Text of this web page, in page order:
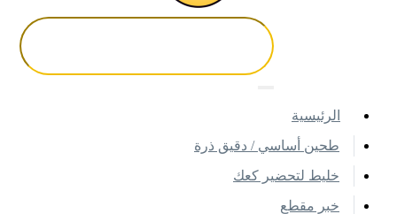
اﻟﺮﺋﻴﺴﻴﺔ
طحين أساسي / دقيق ذرة
خليط لتحضير كعك
خبر مقطع